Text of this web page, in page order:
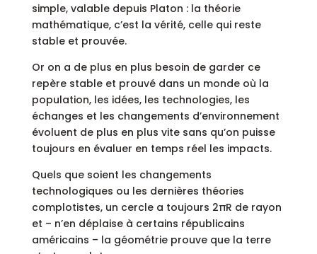
simple, valable depuis Platon : la théorie
mathématique, c’est la vérité, celle qui reste
stable et prouvée.
Or on a de plus en plus besoin de garder ce
repère stable et prouvé dans un monde où la
population, les idées, les technologies, les
échanges et les changements d’environnement
évoluent de plus en plus vite sans qu’on puisse
toujours en évaluer en temps réel les impacts.
Quels que soient les changements
technologiques ou les dernières théories
complotistes, un cercle a toujours 2πR de rayon
et – n’en déplaise à certains républicains
américains – la géométrie prouve que la terre